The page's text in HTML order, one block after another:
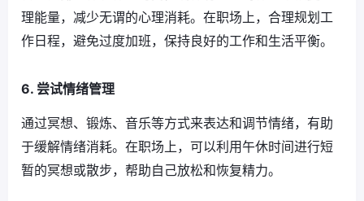
理能量，减少无谓的心理消耗。在职场上，合理规划工
作日程，避免过度加班，保持良好的工作和生活平衡。
6. 尝试情绪管理
通过冥想、锻炼、音乐等方式来表达和调节情绪，有助
于缓解情绪消耗。在职场上，可以利用午休时间进行短
暂的冥想或散步，帮助自己放松和恢复精力。